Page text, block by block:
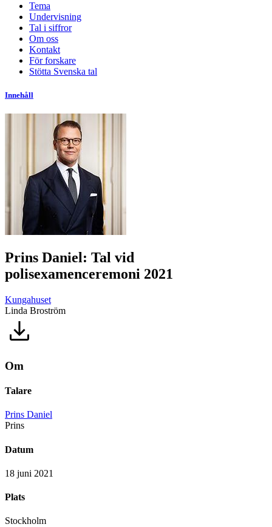
Tema
Undervisning
Tal i siffror
Om oss
Kontakt
För forskare
Stötta Svenska tal
Innehåll
Prins Daniel: Tal vid
polisexamenceremoni 2021
Kungahuset
Linda Broström
Om
Talare
Prins Daniel
Prins
Datum
18 juni 2021
Plats
Stockholm